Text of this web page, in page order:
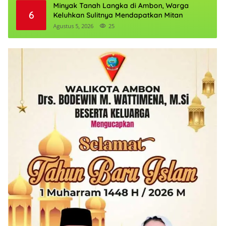
6
Minyak Tanah Langka di Ambon, Warga
Keluhkan Sulitnya Mendapatkan Mitan
Agustus 5, 2026 25